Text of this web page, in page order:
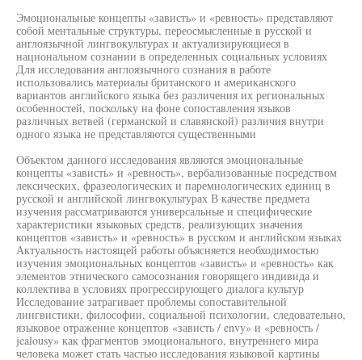
Эмоциональные концепты «зависть» и «ревность» представляют
собой ментальные структуры, переосмысленные в русской и
англоязычной лингвокультурах и актуализирующиеся в
национальном сознании в определенных социальных условиях
Для исследования англоязычного сознания в работе
использовались материалы британского и американского
вариантов английского языка без различения их региональных
особенностей, поскольку на фоне сопоставления языков
различных ветвей (германской и славянской) различия внутри
одного языка не представляются существенными
Объектом данного исследования являются эмоциональные
концепты «зависть» и «ревность», вербализованные посредством
лексических, фразеологических и паремиологических единиц в
русской и английской лингвокультурах В качестве предмета
изучения рассматриваются универсальные и специфические
характеристики языковых средств, реализующих значения
концептов «зависть» и «ревность» в русском и английском языках
Актуальность настоящей работы объясняется необходимостью
изучения эмоциональных концептов «зависть» и «ревность» как
элементов этнического самосознания говорящего индивида и
коллектива в условиях прогрессирующего диалога культур
Исследование затрагивает проблемы сопоставительной
лингвистики, философии, социальной психологии, следовательно,
языковое отражение концептов «зависть / envy» и «ревность /
jealousy» как фрагментов эмоционального, внутреннего мира
человека может стать частью исследования языковой картины